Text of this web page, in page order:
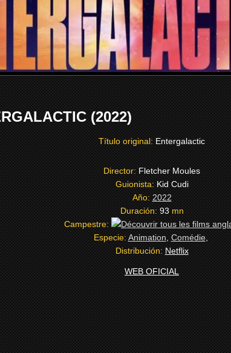
(2022)
Título original:Entergalactic
Director:Fletcher Moules
Guionista:Kid Cudi
Año:2022
Duración:93mn
Campestre:
Especie:Animation,Comédie,
Distribución:Netflix
WEB OFICIAL